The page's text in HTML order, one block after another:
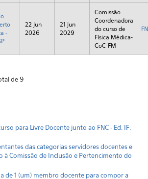
-
22 jun
2026
21 jun
2029
Comissão
Coordenadora
do curso de
Física Médica-
CoC-FM
de 9
para Livre Docente junto ao FNC - Ed. IF.
das categorias servidores docentes e
à Comissão de Inclusão e Pertencimento do
de 1 (um) membro docente para compor a